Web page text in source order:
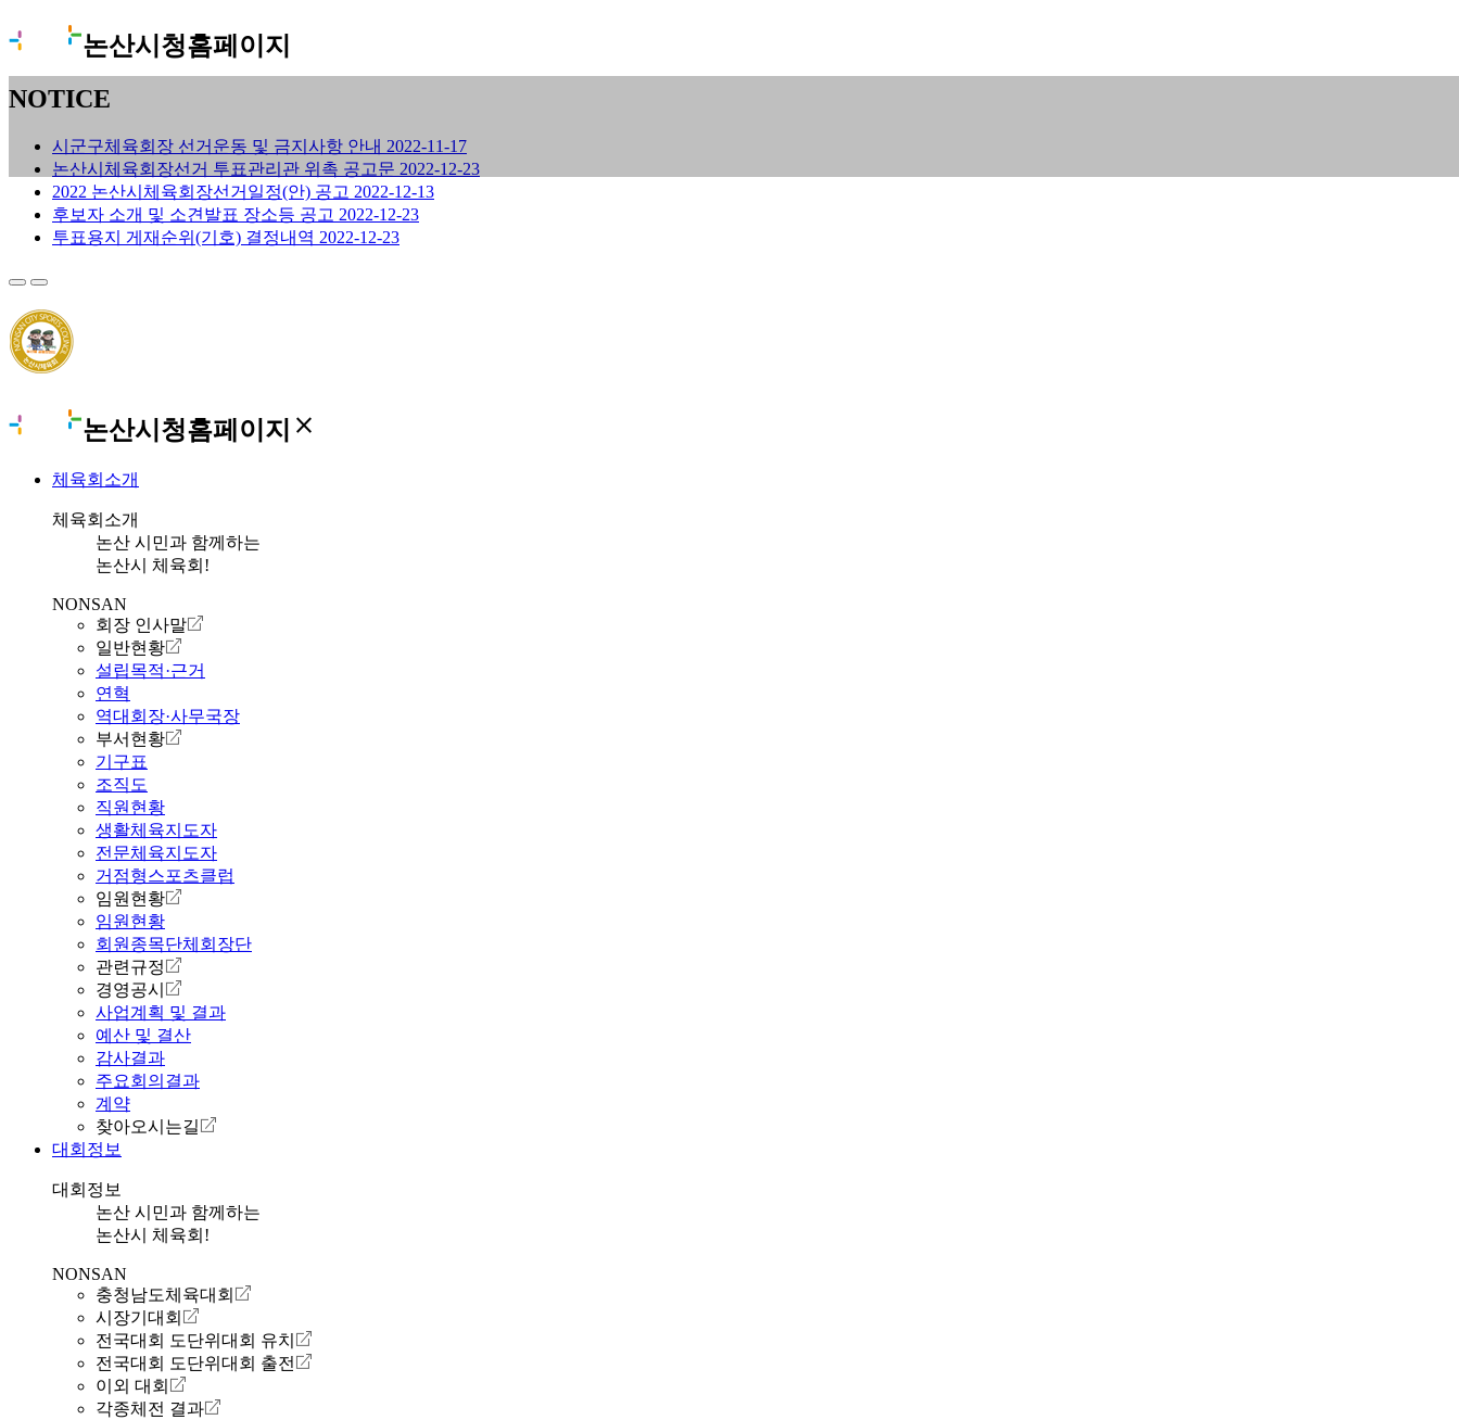
논산시청홈페이지
NOTICE
시군구체육회장 선거운동 및 금지사항 안내 2022-11-17
논산시체육회장선거 투표관리관 위촉 공고문 2022-12-23
2022 논산시체육회장선거일정(안) 공고 2022-12-13
후보자 소개 및 소견발표 장소등 공고 2022-12-23
투표용지 게재순위(기호) 결정내역 2022-12-23
논산시청홈페이지 close
체육회소개
체육회소개
논산 시민과 함께하는
논산시 체육회!
NONSAN
회장 인사말
일반현황
설립목적·근거
연혁
역대회장·사무국장
부서현황
기구표
조직도
직원현황
생활체육지도자
전문체육지도자
거점형스포츠클럽
임원현황
임원현황
회원종목단체회장단
관련규정
경영공시
사업계획 및 결과
예산 및 결산
감사결과
주요회의결과
계약
찾아오시는길
대회정보
대회정보
논산 시민과 함께하는
논산시 체육회!
NONSAN
충청남도체육대회
시장기대회
전국대회 도단위대회 유치
전국대회 도단위대회 출전
이외 대회
각종체전 결과